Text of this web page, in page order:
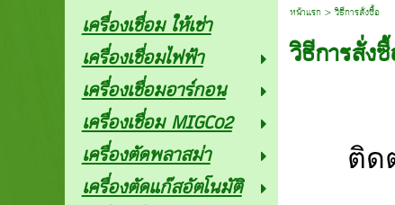
เครื่องเชื่อม ให้เช่า
เครื่องเชื่อมไฟฟ้า
เครื่องเชื่อมอาร์กอน
เครื่องเชื่อม MIGCo2
เครื่องตัดพลาสม่า
เครื่องตัดแก๊สอัตโนมัติ
หน้าแรก>วิธีการสั่งซื้อ
วิธีการสั่ง
ติ